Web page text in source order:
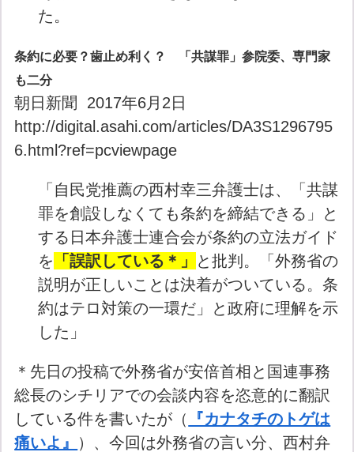
た。
条約に必要？歯止め利く？ 「共謀罪」参院委、専門家
も二分
朝日新聞 2017年6月2日
http://digital.asahi.com/articles/DA3S1296795
6.html?ref=pcviewpage
「自民党推薦の西村幸三弁護士は、「共謀
罪を創設しなくても条約を締結できる」と
する日本弁護士連合会が条約の立法ガイド
を
「誤訳している＊」
と批判。「外務省の
説明が正しいことは決着がついている。条
約はテロ対策の一環だ」と政府に理解を示
した」
＊先日の投稿で外務省が安倍首相と国連事務
総長のシチリアでの会談内容を恣意的に翻訳
している件を書いたが（
『カナタチのトゲは
痛いよ』
）、今回は外務省の言い分、西村弁